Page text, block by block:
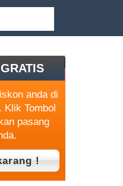
anda di
Klik Tombol
pasang